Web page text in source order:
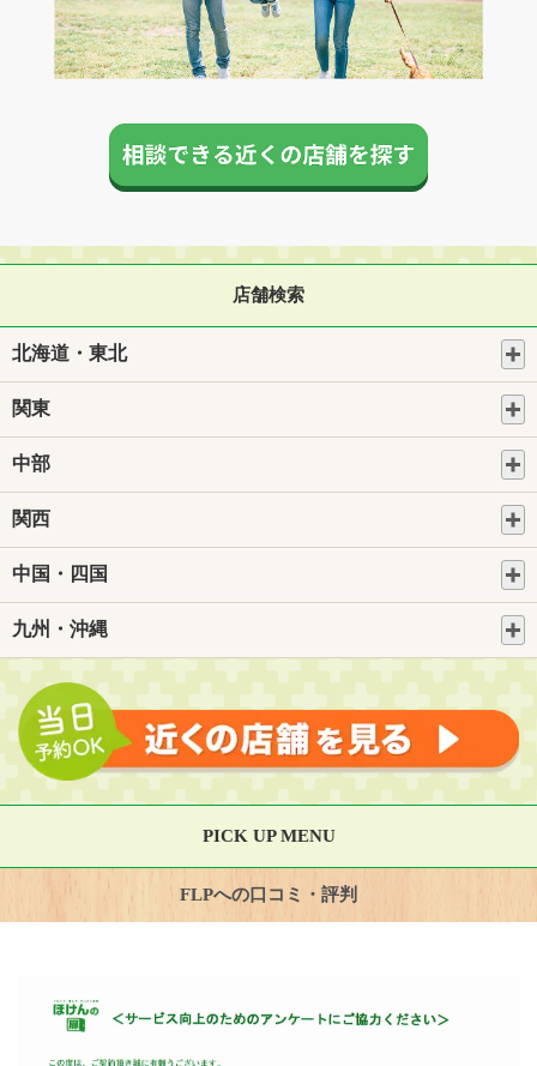
店舗検索
北海道・東北
関東
中部
関西
中国・四国
九州・沖縄
PICK UP MENU
FLPへの口コミ・評判